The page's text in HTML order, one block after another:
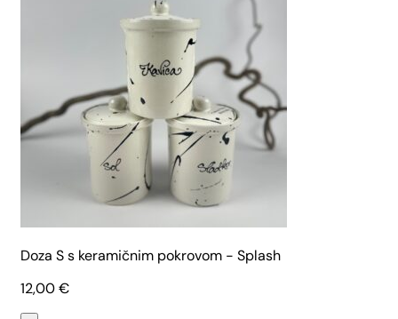
Doza S s keramičnim pokrovom - Splash
12,00€